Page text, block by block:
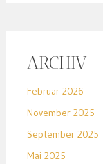
ARCHIV
Februar 2026
November 2025
September 2025
Mai 2025